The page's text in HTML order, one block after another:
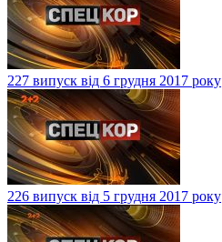
227 випуск від 6 грудня 2017 року
226 випуск від 5 грудня 2017 року